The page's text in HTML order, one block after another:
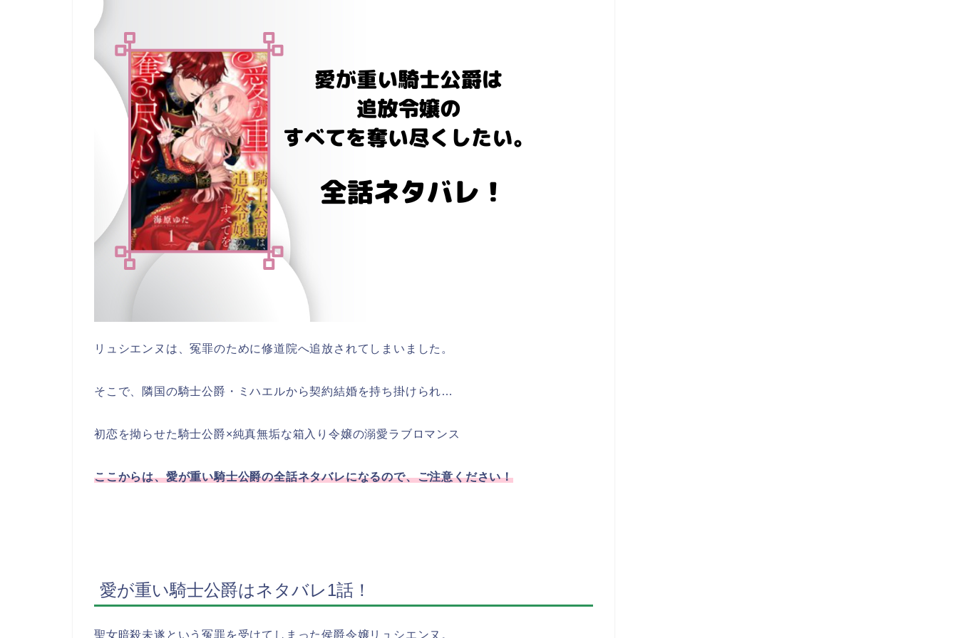
リュシエンヌは、冤罪のために修道院へ追放されてしまいました。
そこで、隣国の騎士公爵・ミハエルから契約結婚を持ち掛けられ…
初恋を拗らせた騎士公爵×純真無垢な箱入り令嬢の溺愛ラブロマンス
ここからは、愛が重い騎士公爵の全話ネタバレになるので、ご注意ください！
愛が重い騎士公爵はネタバレ1話！
聖女暗殺未遂という冤罪を受けてしまった侯爵令嬢リュシエンヌ。